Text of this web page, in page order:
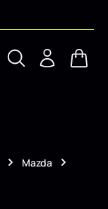
Mazda